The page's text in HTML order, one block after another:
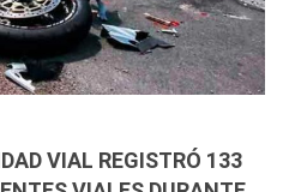
VIAL REGISTRÓ 133